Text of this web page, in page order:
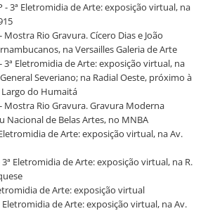
- 3ª Eletromidia de Arte: exposição virtual, na
Mostra Rio Gravura. Cícero Dias e João
na Versailles Galeria de Arte
- 3ª Eletromidia de Arte: exposição virtual, na
Severiano; na Radial Oeste, próximo à
Largo do Humaitá
- Mostra Rio Gravura. Gravura Moderna
Nacional de Belas Artes, no MNBA
de Arte: exposição virtual, na Av.
3ª Eletromidia de Arte: exposição virtual, na R.
de Arte: exposição virtual
Eletromidia de Arte: exposição virtual, na Av.